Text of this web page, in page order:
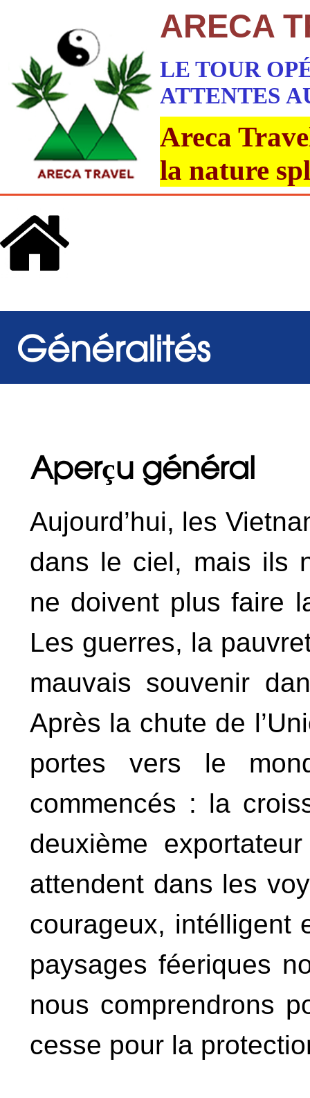
ARECA
LE TOUR
ATTENTES
Areca
la nature
Généralités
Aperçu général
Aujourd’hui, les
dans le ciel, mais ils
ne doivent plus faire
Les guerres, la
mauvais souvenir
Après la chute de
portes vers le
commencés : la
deuxième
attendent dans les
courageux, intélligent
paysages féeriques
nous comprendrons
cesse pour la